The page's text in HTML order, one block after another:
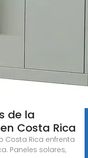
de la
Costa Rica
Costa Rica enfrenta
Paneles solares,